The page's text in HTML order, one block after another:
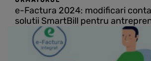
e-Factura 2024: modificari
solutii SmartBill pentru